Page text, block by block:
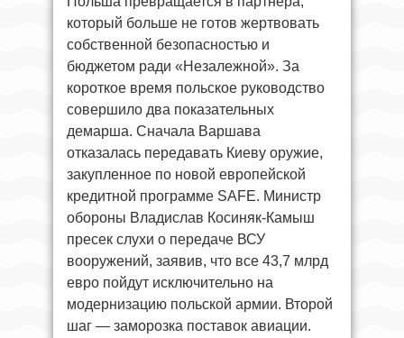
который больше не готов жертвовать
собственной безопасностью и
бюджетом ради «Незалежной». За
короткое время польское руководство
совершило два показательных
демарша. Сначала Варшава
отказалась передавать Киеву оружие,
закупленное по новой европейской
кредитной программе SAFE. Министр
обороны Владислав Косиняк-Камыш
пресек слухи о передаче ВСУ
вооружений, заявив, что все 43,7 млрд
евро пойдут исключительно на
модернизацию польской армии. Второй
шаг — заморозка поставок авиации.